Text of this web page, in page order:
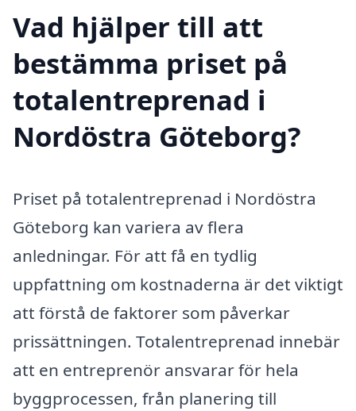
Vad hjälper till att
bestämma priset på
totalentreprenad i
Nordöstra Göteborg?
Priset på totalentreprenad i Nordöstra
Göteborg kan variera av flera
anledningar. För att få en tydlig
uppfattning om kostnaderna är det viktigt
att förstå de faktorer som påverkar
prissättningen. Totalentreprenad innebär
att en entreprenör ansvarar för hela
byggprocessen, från planering till